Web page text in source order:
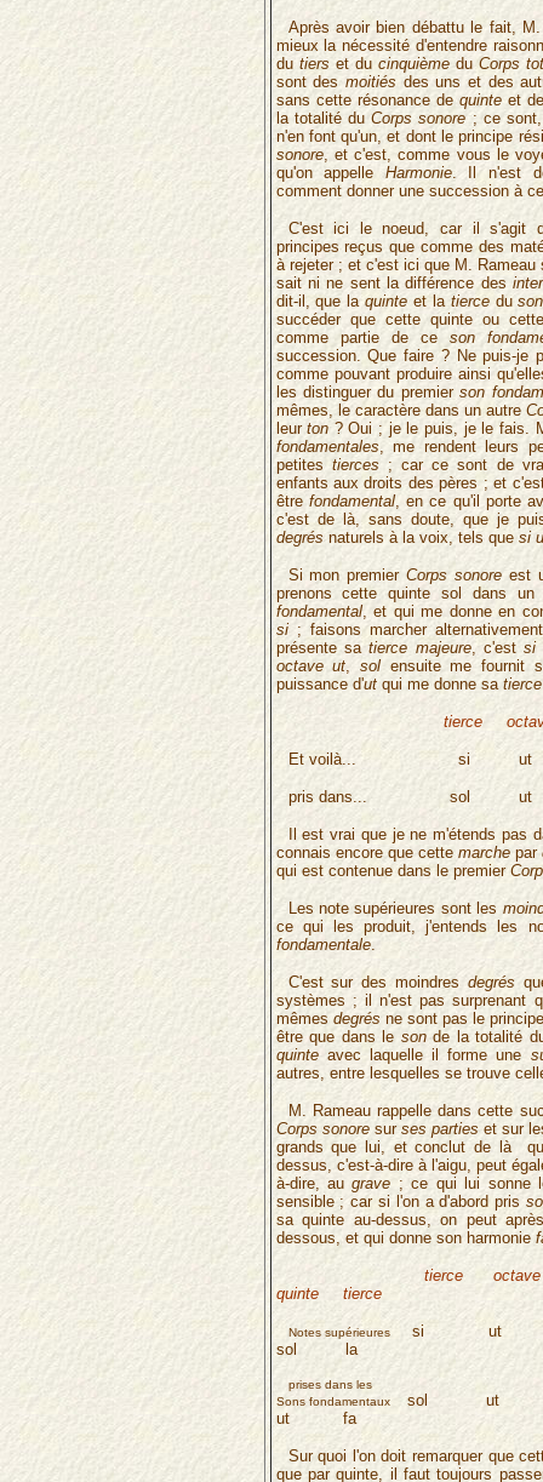
Après avoir bien débattu le fait,
mieux la nécessité d'entendre
du tiers et du cinquièmedu Corps
sont des moitiésdes uns et des
sans cette résonance de quinteet
la totalité duCorps sonore ; ce
n'en font qu'un, et dont le principe
sonore, et c'est, comme vous le
qu'on appelle Harmonie. Il n'est
comment donner une succession à
C'est ici le noeud, car il s'agit
principes reçus que comme des
à rejeter ; et c'est ici que M.
sait ni ne sent la différence des
dit-il, que laquinte et la tiercedu
succéder que cette quinte ou
comme partie de ce son
succession. Que faire ? Ne puis-je
comme pouvant produire ainsi
les distinguer du premierson
mêmes, le caractère dans un autre
leurton ? Oui ; je le puis, je le fais.
fondamentales, me rendent leurs
petites tierces; car ce sont de
enfants aux droits des pères ; et
être fondamental, en ce qu'il porte
c'est de là, sans doute, que je
degrésnaturels à la voix, tels que si
Si mon premierCorps sonore est
prenons cette quinte sol dans
fondamental, et qui me donne en
si; faisons marcher
présente satierce majeure, c'estsi
octave ut, solensuite me fournit
puissance d'utqui me donne sa
tierce
Et voilà... si
pris dans... sol
Il est vrai que je ne m'étends pas
connais encore que cette marchepar
qui est contenue dans le premier
Les note supérieures sont les
ce qui les produit, j'entends les
fondamentale.
C'est sur des moindresdegrés
systèmes ; il n'est pas surprenant
mêmes degrés ne sont pas le
être que dans le sonde la totalité
quinteavec laquelle il forme une
autres, entre lesquelles se trouve
M. Rameau rappelle dans cette
Corps sonoresur ses parties et sur
grands que lui, et conclut de là
dessus, c'est-à-dire à l'aigu, peut
à-dire, augrave ; ce qui lui sonne
sensible ; car si l'on a d'abord pris
sa quinte au-dessus, on peut
dessous, et qui donne son harmonie
tierce
quinte tierce
Notes supérieures
si ut
sol la
prises dans les
Sons fondamentaux
sol
ut fa
Sur quoi l'on doit remarquer que
que par quinte, il faut toujours